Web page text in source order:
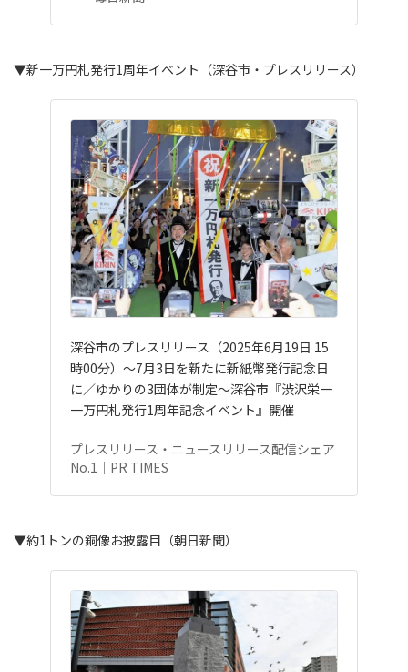
▼新一万円札発行1周年イベント（深谷市・プレスリリース）
深谷市のプレスリリース（2025年6月19日 15
時00分）～7月3日を新たに新紙幣発行記念日
に／ゆかりの3団体が制定～深谷市『渋沢栄一
一万円札発行1周年記念イベント』開催
プレスリリース・ニュースリリース配信シェア
No.1｜PR TIMES
▼約1トンの銅像お披露目（朝日新聞）